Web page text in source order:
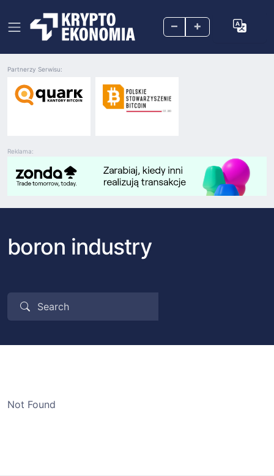
– +
Reklama:
Partnerzy Serwisu:
boron industry
Not Found